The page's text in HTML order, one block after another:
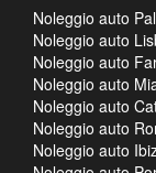
Noleggio auto
Noleggio auto
Noleggio auto
Noleggio auto
Noleggio auto
Noleggio auto
Noleggio auto